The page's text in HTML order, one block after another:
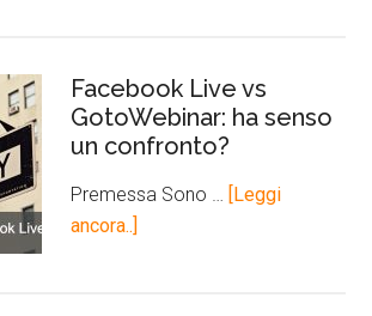
Facebook Live vs
GotoWebinar: ha senso
un confronto?
Premessa Sono …
[Leggi
ancora..]